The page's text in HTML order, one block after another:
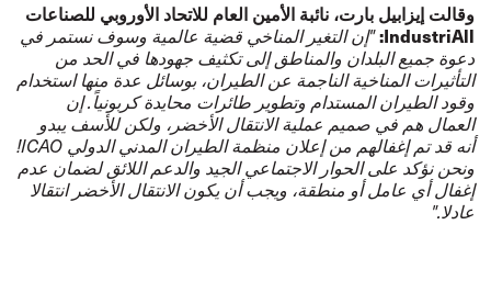
وقالت إيزابيل بارت، نائبة الأمين العام للاتحاد الأوروبي للصناعات
IndustriAll
:"إن التغير المناخي قضية عالمية وسوف نستمر في
دعوة جميع البلدان والمناطق إلى تكثيف جهودها في الحد من
التأثيرات المناخية الناجمة عن الطيران، بوسائل عدة منها استخدام
وقود الطيران المستدام وتطوير طائرات محايدة كربونياً. إن
العمال هم في صميم عملية الانتقال الأخضر، ولكن للأسف يبدو
أنه قد تم إغفالهم من إعلان منظمة الطيران المدني الدولي ICAO
‏!
ونحن نؤكد على الحوار الاجتماعي الجيد والدعم اللائق لضمان عدم
إغفال أي عامل أو منطقة، ويجب أن يكون الانتقال الأخضر انتقالا
عادلا."